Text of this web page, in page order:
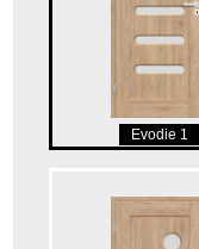
Evodie 1